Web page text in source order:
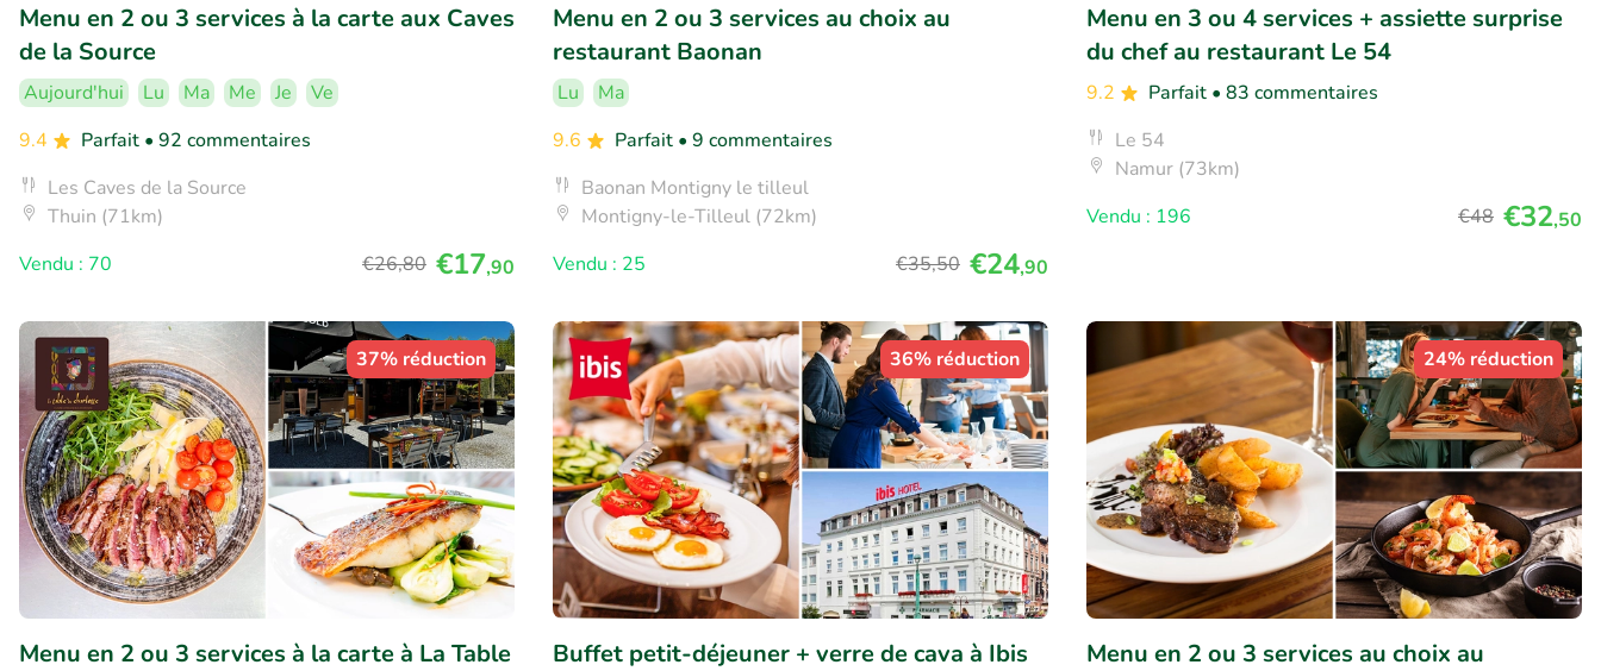
Menu en 2 ou 3 services à la carte aux Caves
de la Source
Aujourd'hui Lu Ma Me Je
Ve
9.4
Parfait • 92 commentaires
Les Caves de la Source
Thuin (71km)
Vendu : 70
€26,80 €17,90
Menu en 2 ou 3 services au choix au
restaurant Baonan
Lu
Ma
9.6
Parfait • 9 commentaires
Baonan Montigny le tilleul
Montigny-le-Tilleul (72km)
Vendu : 25
€35,50 €24,90
Menu en 3 ou 4 services + assiette surprise
du chef au restaurant Le 54
9.2 Parfait • 83 commentaires
Le 54
Namur (73km)
Vendu : 196
€48 €32,50
37% réduction
Menu en 2 ou 3 services à la carte à La Table
36% réduction
Buffet petit-déjeuner + verre de cava à Ibis
24% réduction
Menu en 2 ou 3 services au choix au